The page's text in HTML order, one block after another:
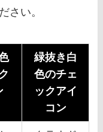
さい。
緑抜き白
色のチェ
ックアイ
コン